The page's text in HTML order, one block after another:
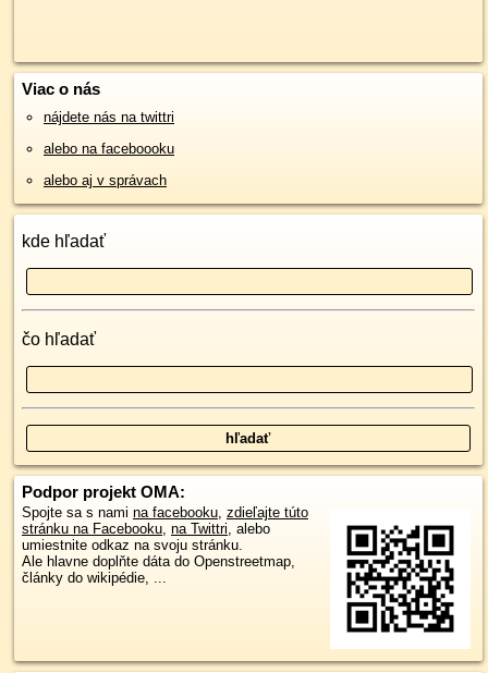
Viac o nás
nájdete nás na twittri
alebo na faceboooku
alebo aj v správach
kde hľadať
čo hľadať
Podpor projekt OMA:
Spojte sa s nami na facebooku, zdieľajte túto
stránku na Facebooku, na Twittri, alebo
umiestnite odkaz na svoju stránku.
Ale hlavne doplňte dáta do Openstreetmap,
články do wikipédie, ...